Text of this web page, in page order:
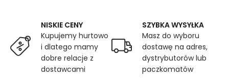
0,5M,
s
UV
ochranou
a
NISKIE CENY
Kupujemy hurtowo
i dlatego mamy
dobre relacje z
dostawcami
SZYBKA WYSYŁKA
Masz do wyboru
dostawę na adres,
dystrybutorów lub
paczkomatów